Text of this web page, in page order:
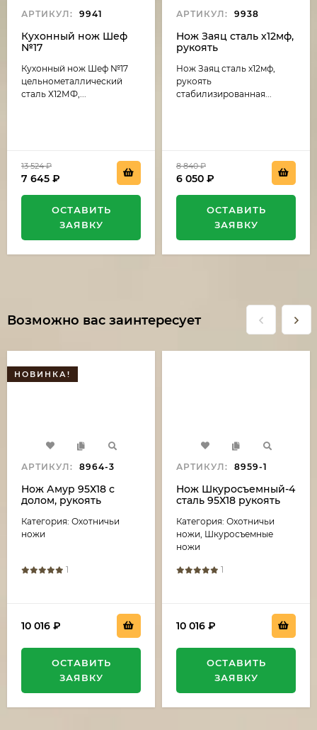
АРТИКУЛ: 9941
Кухонный нож Шеф
№17
сталь Х12МФ, рукоять
G10 зеленая
(распродажа)
Кухонный нож Шеф №17
цельнометаллический
сталь Х12МФ,...
13 524₽
7 645 ₽
ОСТАВИТЬ
ЗАЯВКУ
АРТИКУЛ: 9938
Нож Заяц сталь х12мф,
рукоять
карельская береза
темно коричневая-
черный граб
Нож Заяц сталь х12мф,
рукоять
стабилизированная...
8 840₽
6 050 ₽
ОСТАВИТЬ
ЗАЯВКУ
Возможно вас заинтересует
НОВИНКА!
АРТИКУЛ: 8964-3
Нож Амур 95Х18 с
долом, рукоять
Категория: Охотничьи
ножи
1
10 016 ₽
ОСТАВИТЬ
ЗАЯВКУ
АРТИКУЛ: 8959-1
Нож Шкуросъемный-4
сталь 95Х18 рукоять
Категория: Охотничьи
ножи, Шкуросъемные
ножи
1
10 016 ₽
ОСТАВИТЬ
ЗАЯВКУ